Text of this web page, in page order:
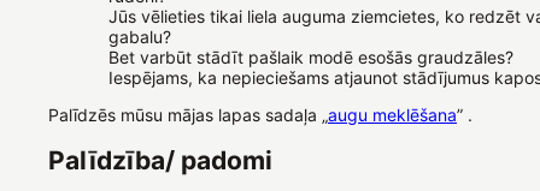
Jūs vēlieties tikai liela auguma ziemcietes, ko redzēt
gabalu?
Bet varbūt stādīt pašlaik modē esošās graudzāles?
Iespējams, ka nepieciešams atjaunot stādījumus
Palīdzēs mūsu mājas lapas sadaļa „augu meklēšana” .
Palīdzība/ padomi